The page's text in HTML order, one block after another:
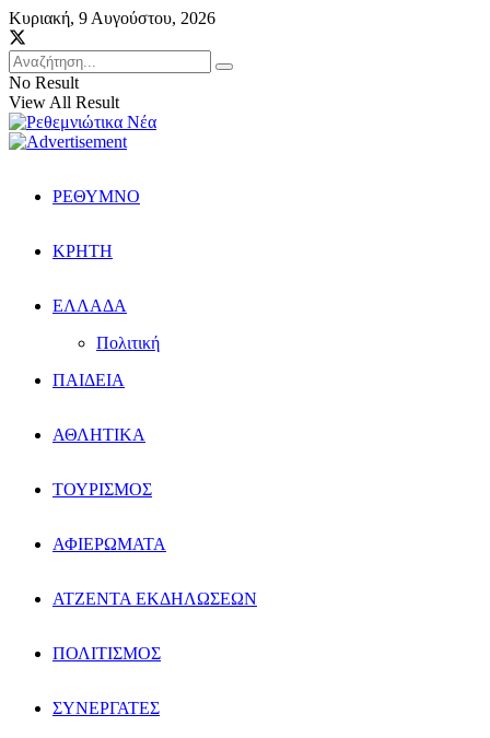
Κυριακή, 9 Αυγούστου, 2026
No Result
View All Result
ΡΕΘΥΜΝΟ
ΚΡΗΤΗ
ΕΛΛΑΔΑ
Πολιτική
ΠΑΙΔΕΙΑ
ΑΘΛΗΤΙΚΑ
ΤΟΥΡΙΣΜΟΣ
ΑΦΙΕΡΩΜΑΤΑ
ΑΤΖΕΝΤΑ ΕΚΔΗΛΩΣΕΩΝ
ΠΟΛΙΤΙΣΜΟΣ
ΣΥΝΕΡΓΑΤΕΣ